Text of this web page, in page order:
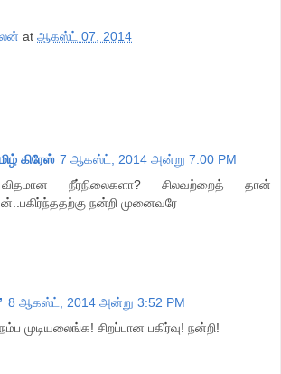
at ஆகஸ்ட் 07, 2014
கிரேஸ் 7 ஆகஸ்ட், 2014 அன்று 7:00 PM
நீர்நிலைகளா? சிலவற்றைத் தான்
நன்றி முனைவரே
8 ஆகஸ்ட், 2014 அன்று 3:52 PM
முடியலைங்க! சிறப்பான பகிர்வு! நன்றி!